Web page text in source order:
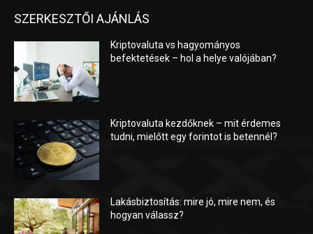
SZERKESZTŐI AJÁNLÁS
Kriptovaluta vs hagyományos
befektetések – hol a helye valójában?
Kriptovaluta kezdőknek – mit érdemes
tudni, mielőtt egy forintot is betennél?
Lakásbiztosítás: mire jó, mire nem, és
hogyan válassz?